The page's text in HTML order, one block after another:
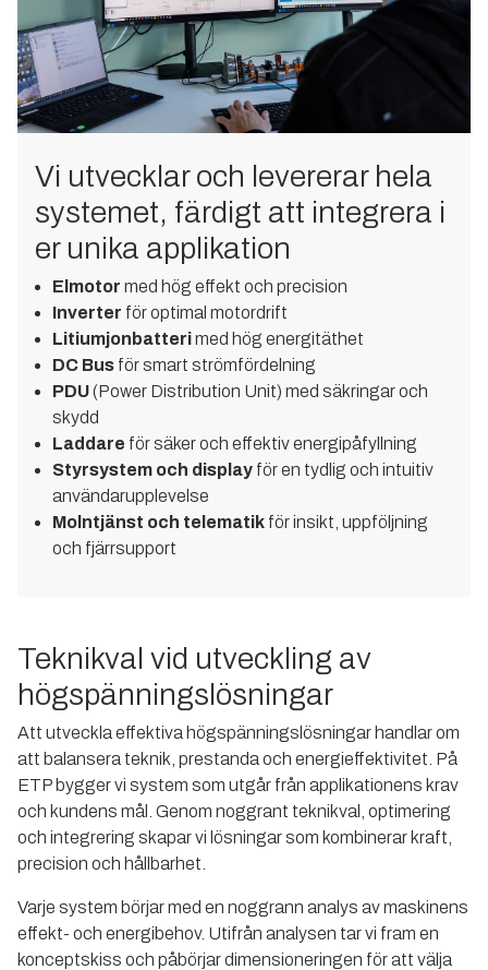
Vi utvecklar och levererar hela
systemet, färdigt att integrera i
er unika applikation
Elmotor med hög effekt och precision
Inverter för optimal motordrift
Litiumjonbatterimed hög energitäthet
DC Bus för smart strömfördelning
PDU(Power Distribution Unit) med säkringar och
skydd
Laddare för säker och effektiv energipåfyllning
Styrsystem och display för en tydlig och intuitiv
användarupplevelse
Molntjänst och telematik för insikt, uppföljning
och fjärrsupport
Teknikval vid utveckling av
högspänningslösningar
Att utveckla effektiva högspänningslösningar handlar om
att balansera teknik, prestanda och energieffektivitet. På
ETP bygger vi system som utgår från applikationens krav
och kundens mål. Genom noggrant teknikval, optimering
och integrering skapar vi lösningar som kombinerar kraft,
precision och hållbarhet.
Varje system börjar med en noggrann analys av maskinens
effekt- och energibehov. Utifrån analysen tar vi fram en
konceptskiss och påbörjar dimensioneringen för att välja